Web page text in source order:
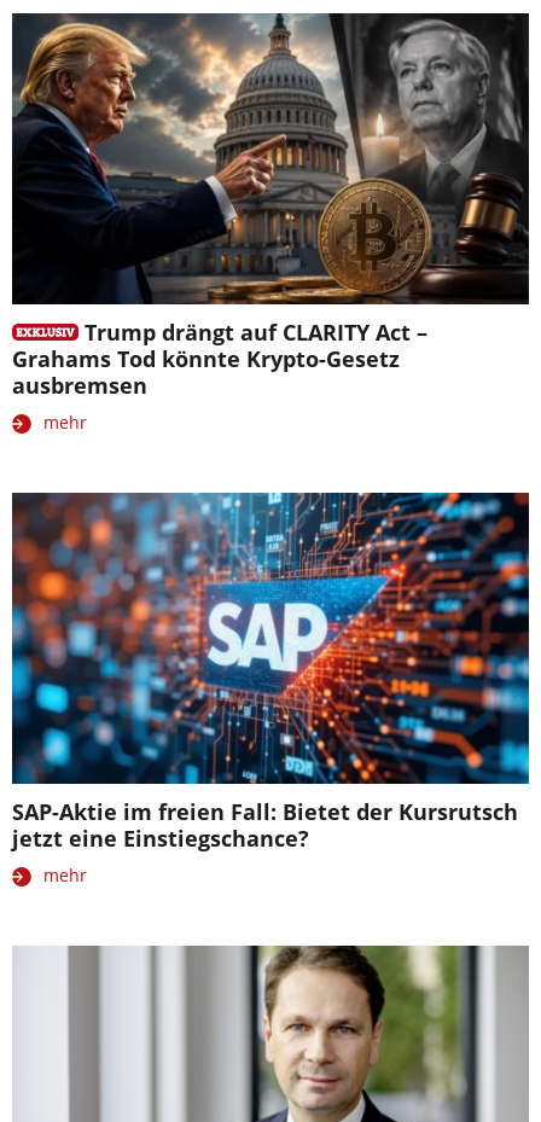
Trump drängt auf CLARITY Act –
Grahams Tod könnte Krypto-Gesetz
ausbremsen
mehr
SAP-Aktie im freien Fall: Bietet der Kursrutsch
jetzt eine Einstiegschance?
mehr